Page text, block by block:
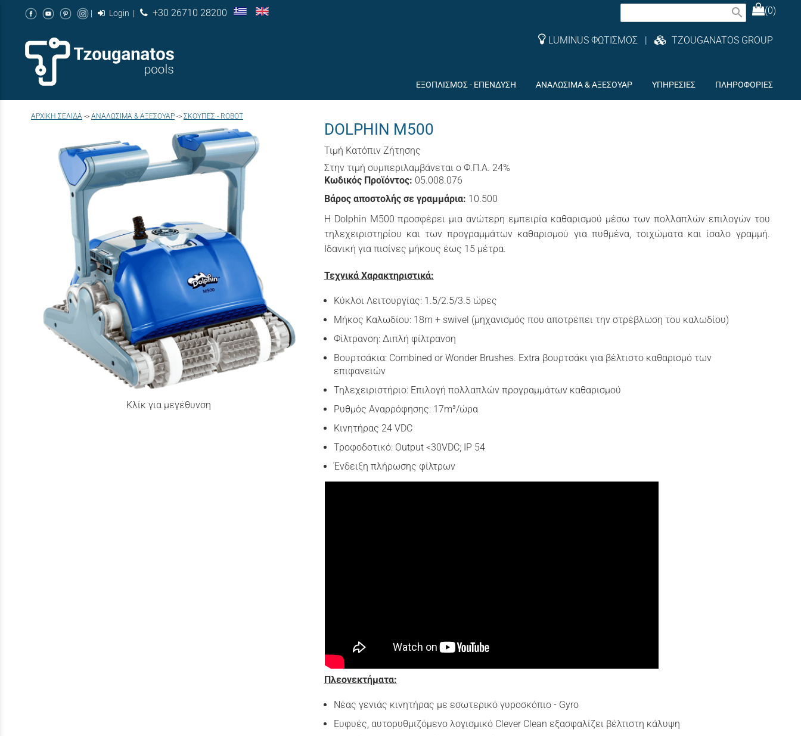
| Login | +30 26710 28200 (0)
search
LUMINUS ΦΩΤΙΣΜΟΣ | TZOUGANATOS GROUP
/
ΕΞΟΠΛΙΣΜΟΣ - ΕΠΕΝΔΥΣΗ ΑΝΑΛΩΣΙΜΑ & ΑΞΕΣΟΥΑΡ ΥΠΗΡΕΣΙΕΣ ΠΛΗΡΟΦΟΡΙΕΣ
AΡΧΙΚΉ ΣΕΛΊΔΑ -> ΑΝΑΛΩΣΙΜΑ & ΑΞΕΣΟΥΑΡ -> ΣΚΟΥΠΕΣ - ROBOT
Κλίκ για μεγέθυνση
DOLPHIN M500
Τιμή Κατόπιν Ζήτησης
Στην τιμή συμπεριλαμβάνεται ο Φ.Π.Α. 24%
Κωδικός Προϊόντος: 05.008.076
Βάρος αποστολής σε γραμμάρια: 10.500
Η Dolphin M500 προσφέρει μια ανώτερη εμπειρία καθαρισμού μέσω των πολλαπλών επιλογών του
τηλεχειριστηρίου και των προγραμμάτων καθαρισμού για πυθμένα, τοιχώματα και ίσαλο γραμμή.
Ιδανική για πισίνες μήκους έως 15 μέτρα.
Τεχνικά Χαρακτηριστικά:
Κύκλοι Λειτουργίας: 1.5/2.5/3.5 ώρες
Μήκος Καλωδίου: 18m + swivel (μηχανισμός που αποτρέπει την στρέβλωση του καλωδίου)
Φίλτρανση: Διπλή φίλτρανση
Βουρτσάκια: Combined or Wonder Brushes. Εxtra βουρτσάκι για βέλτιστο καθαρισμό των
επιφανειών
Τηλεχειριστήριο: Επιλογή πολλαπλών προγραμμάτων καθαρισμού
Ρυθμός Αναρρόφησης: 17m³/ώρα
Κινητήρας 24 VDC
Τροφοδοτικό: Output <30VDC; IP 54
Ένδειξη πλήρωσης φίλτρων
Πλεονεκτήματα:
Νέας γενιάς κινητήρας με εσωτερικό γυροσκόπιο - Gyro
Ευφυές, αυτορυθμιζόμενο λογισμικό Clever Clean εξασφαλίζει βέλτιστη κάλυψη